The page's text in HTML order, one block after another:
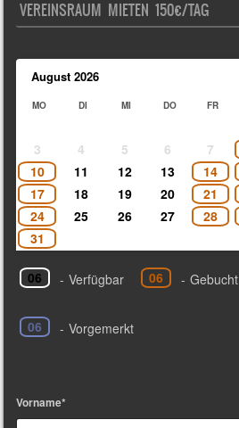
VEREINSRAUM MIETEN 150€/TAG
August 2026
MO DI MI DO FR
3
4 5 6 7
10
11 12 13 14
17
18 19 20 21
24
25 26 27 28
31
06 - Verfügbar 06 - Gebucht
06 - Vorgemerkt
Vorname*